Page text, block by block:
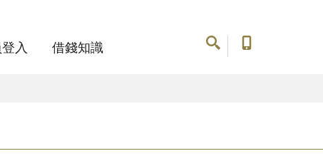
入 借錢知識